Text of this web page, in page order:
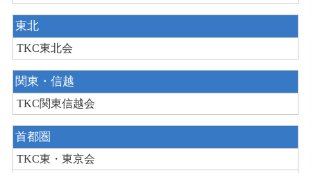
東北
TKC東北会
関東・信越
TKC関東信越会
首都圏
TKC東・東京会